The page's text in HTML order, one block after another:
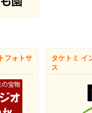
フォトサ
タケトミ イ
ス